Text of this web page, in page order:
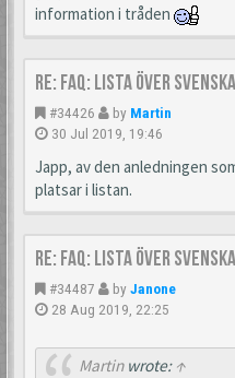
information i tråden
Re: FAQ: Lista över
#34426 by Martin
30 Jul 2019, 19:46
Japp, av den anledningen
platsar i listan.
Re: FAQ: Lista över
#34487 by Janone
28 Aug 2019, 22:25
Martinwrote: ↑